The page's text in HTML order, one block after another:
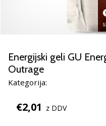
kot
brend
ambasador/ka.
Energijski geli GU
Outrage
Kategorija:
€2,01 z DDV